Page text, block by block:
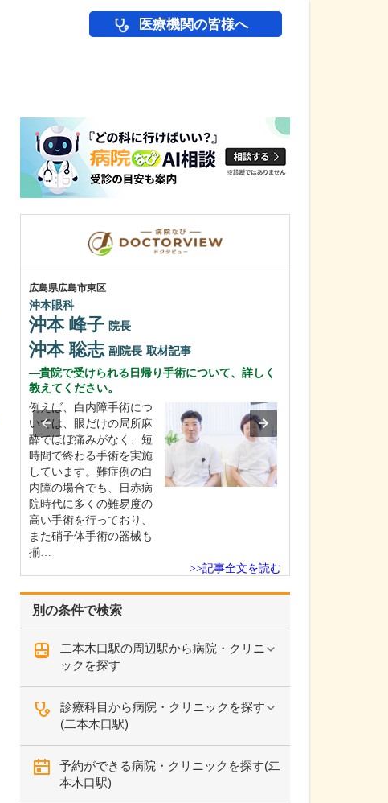
医療機関の皆様へ
別の条件で検索
二本木口駅の周辺駅から病院・クリニ
ックを探す
診療科目から病院・クリニックを探す
(二本木口駅)
予約ができる病院・クリニックを探す(二
本木口駅)
広島県広島市東区
沖本眼科
沖本 峰子 院長
沖本 聡志 副院長 取材記事
貴院で受けられる日帰り手術について、詳しく
教えてください。
例えば、白内障手術につ
いては、眼だけの局所麻
酔でほぼ痛みがなく、短
時間で終わる手術を実施
しています。難症例の白
内障の場合でも、日赤病
院時代に多くの難易度の
高い手術を行っており、
また硝子体手術の器械も
揃…
>>記事全文を読む